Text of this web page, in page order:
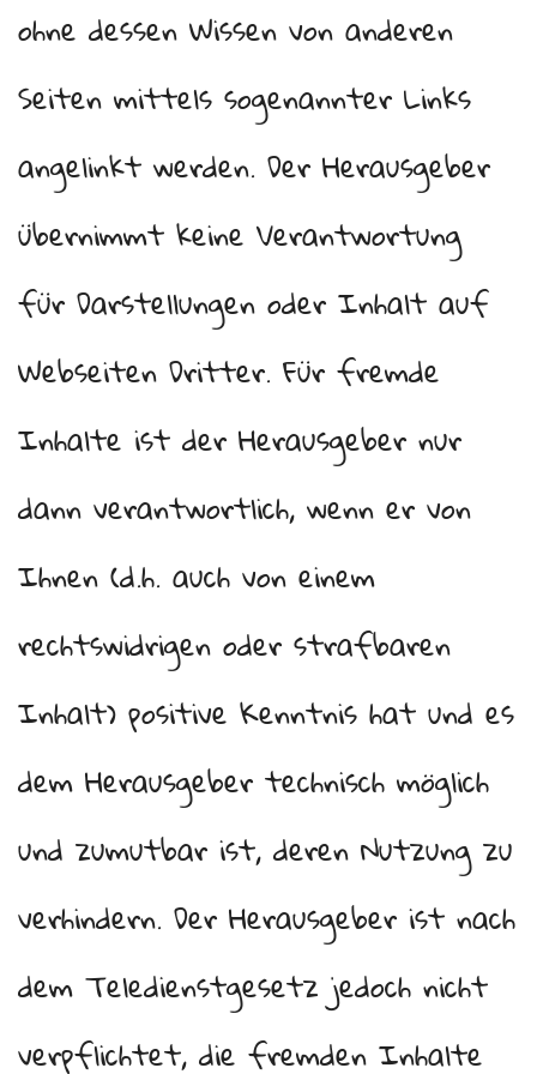
ohne dessen Wissen von anderen
Seiten mittels sogenannter Links
angelinkt werden. Der Herausgeber
übernimmt keine Verantwortung
für Darstellungen oder Inhalt auf
Webseiten Dritter. Für fremde
Inhalte ist der Herausgeber nur
dann verantwortlich, wenn er von
Ihnen (d.h. auch von einem
rechtswidrigen oder strafbaren
Inhalt) positive Kenntnis hat und es
dem Herausgeber technisch möglich
und zumutbar ist, deren Nutzung zu
verhindern. Der Herausgeber ist nach
dem Teledienstgesetz jedoch nicht
verpflichtet, die fremden Inhalte